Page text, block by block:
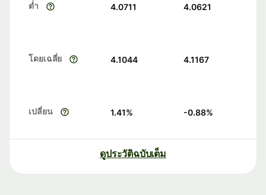
ต่ำ 4.0711 4.0621
โดยเฉลี่ย 4.1044 4.1167
เปลี่ยน 1.41% -0.88%
ดูประวัติฉบับเต็ม